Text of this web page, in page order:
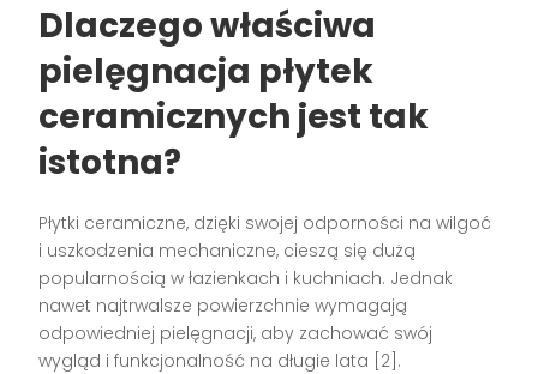
Dlaczego właściwa
pielęgnacja płytek
ceramicznych jest tak
istotna?
Płytki ceramiczne, dzięki swojej odporności na wilgoć
i uszkodzenia mechaniczne, cieszą się dużą
popularnością w łazienkach i kuchniach. Jednak
nawet najtrwalsze powierzchnie wymagają
odpowiedniej pielęgnacji, aby zachować swój
wygląd i funkcjonalność na długie lata [2].